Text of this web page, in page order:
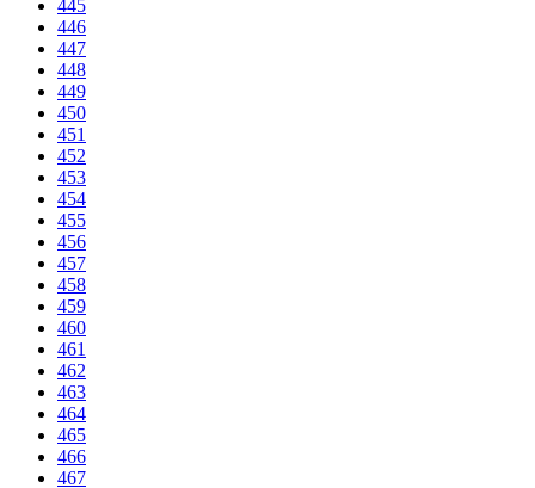
445
446
447
448
449
450
451
452
453
454
455
456
457
458
459
460
461
462
463
464
465
466
467